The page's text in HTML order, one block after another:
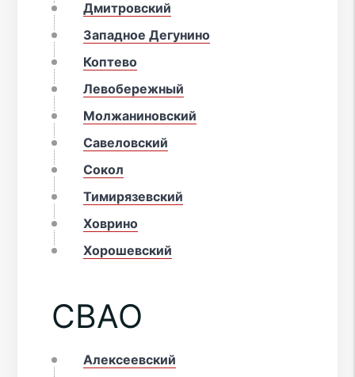
Дмитровский
Западное Дегунино
Коптево
Левобережный
Молжаниновский
Савеловский
Сокол
Тимирязевский
Ховрино
Хорошевский
СВАО
Алексеевский